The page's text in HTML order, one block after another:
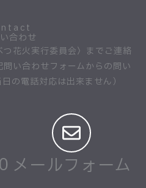
合わせ
花火実行委員会〉までご連絡
い合わせフォームからの問い
の電話対応は出来ません）
メールフォーム